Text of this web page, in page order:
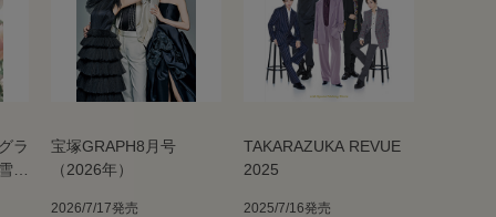
ラ
組
宝塚GRAPH8月号
（2026年）
2026/7/17発売
TAKARAZUKA REVUE
2025
2025/7/16発売